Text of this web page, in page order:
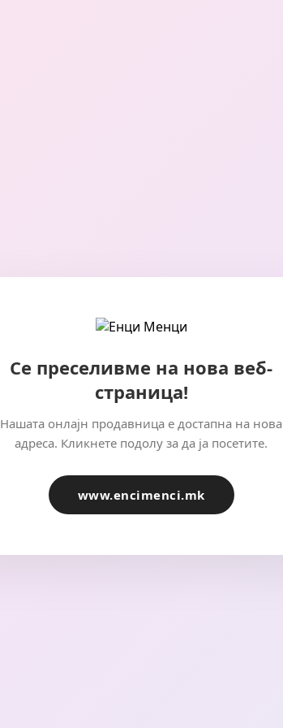
Се преселивме на нова веб-
страница!
Нашата онлајн продавница е достапна на нова
адреса. Кликнете подолу за да ја посетите.
www.encimenci.mk